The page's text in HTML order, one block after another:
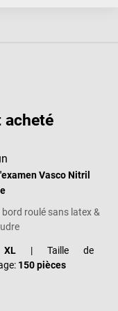
acheté
Vasco Nitril
bord roulé sans latex &
XL | Taille de
150 pièces